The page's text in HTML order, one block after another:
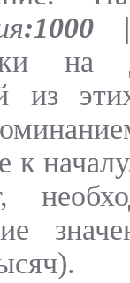
:1000 |
на
из
к